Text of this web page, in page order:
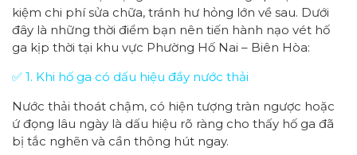
kiệm chi phí sửa chữa, tránh hư hỏng lớn về sau. Dưới
đây là những thời điểm bạn nên tiến hành nạo vét hố
ga kịp thời tại khu vực Phường Hố Nai – Biên Hòa:
✅ 1. Khi hố ga có dấu hiệu đầy nước thải
Nước thải thoát chậm, có hiện tượng tràn ngược hoặc
ứ đọng lâu ngày là dấu hiệu rõ ràng cho thấy hố ga đã
bị tắc nghẽn và cần thông hút ngay.